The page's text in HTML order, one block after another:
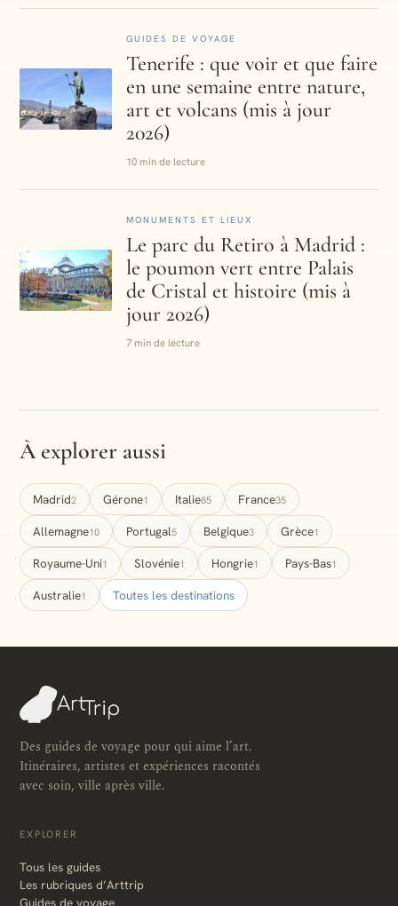
GUIDES DE VOYAGE
Tenerife : que voir et que faire
en une semaine entre nature,
art et volcans (mis à jour
2026)
10 min de lecture
MONUMENTS ET LIEUX
Le parc du Retiro à Madrid :
le poumon vert entre Palais
de Cristal et histoire (mis à
jour 2026)
7 min de lecture
À explorer aussi
Madrid2 Gérone1 Italie85 France35
Allemagne10 Portugal5 Belgique3 Grèce1
Royaume-Uni1 Slovénie1 Hongrie1 Pays-Bas1
Australie1 Toutes les destinations
Des guides de voyage pour qui aime l’art.
Itinéraires, artistes et expériences racontés
avec soin, ville après ville.
EXPLORER
Tous les guides
Les rubriques d’Arttrip
Guides de voyage